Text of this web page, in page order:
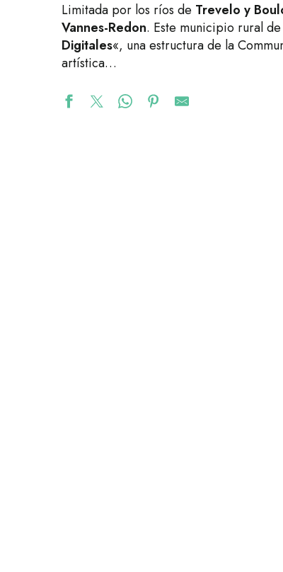
Limitada por los ríos de Trevelo y
Vannes-Redon. Este municipio rural
Digitales«, una estructura de la
artística…